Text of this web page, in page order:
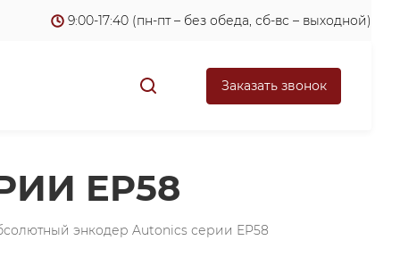
9:00-17:40 (пн-пт – без обеда, сб-вс – выходной)
Заказать звонок
EP58
энкодер Autonics серии EP58